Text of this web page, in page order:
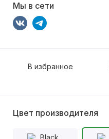
Мы в сети
В избранное
Цвет производителя